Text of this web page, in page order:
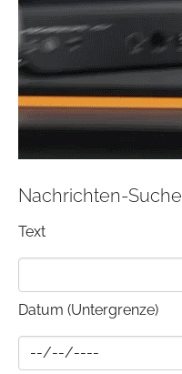
Nachrichten-Suche
Text
Datum (Untergrenze)